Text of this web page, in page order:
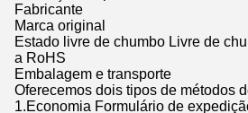
Fabricante
Marca original
Estado livre de chumbo Livre de
a RoHS
Embalagem e transporte
Oferecemos dois tipos de métodos
1.Economia Formulário de